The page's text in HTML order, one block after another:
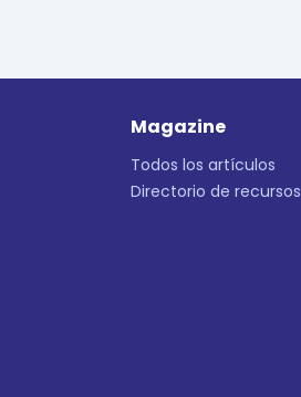
Magazine
Todos los artículos
Directorio de recursos